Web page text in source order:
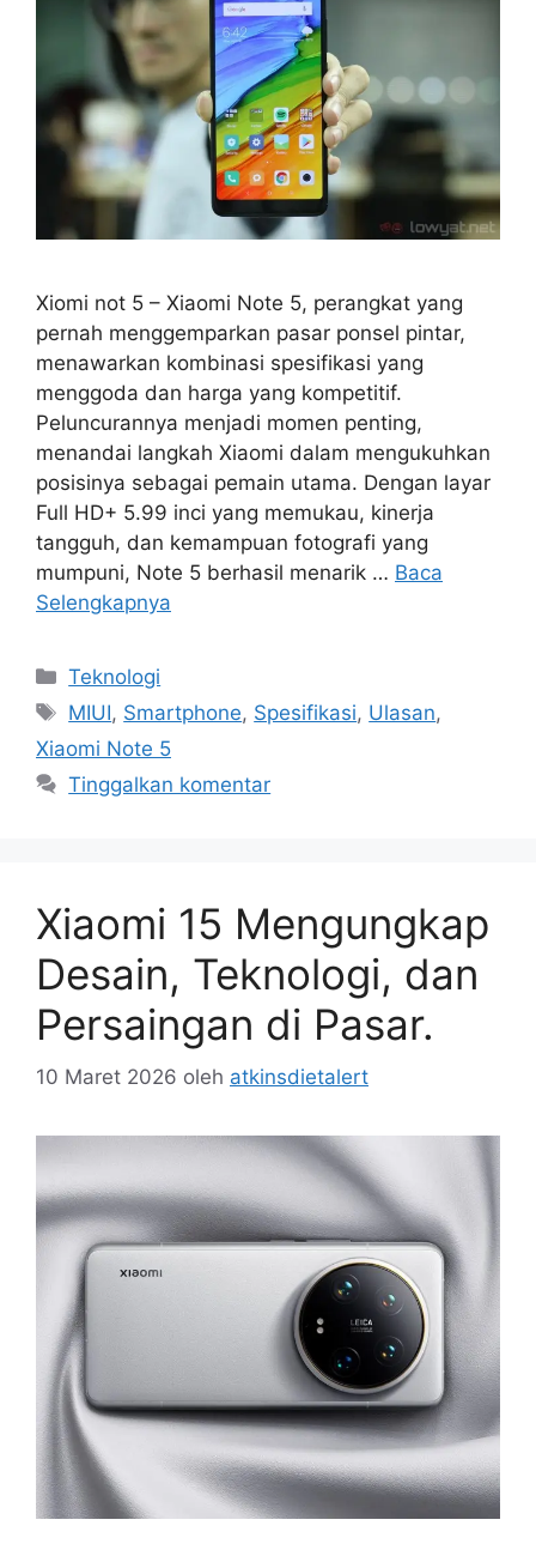
Xiomi not 5 – Xiaomi Note 5, perangkat yang
pernah menggemparkan pasar ponsel pintar,
menawarkan kombinasi spesifikasi yang
menggoda dan harga yang kompetitif.
Peluncurannya menjadi momen penting,
menandai langkah Xiaomi dalam mengukuhkan
posisinya sebagai pemain utama. Dengan layar
Full HD+ 5.99 inci yang memukau, kinerja
tangguh, dan kemampuan fotografi yang
mumpuni, Note 5 berhasil menarik … Baca
Selengkapnya
Kategori
Teknologi
Tag
MIUI, Smartphone, Spesifikasi, Ulasan,
Xiaomi Note 5
Tinggalkan komentar
Xiaomi 15 Mengungkap
Desain, Teknologi, dan
Persaingan di Pasar.
10 Maret 2026 oleh atkinsdietalert